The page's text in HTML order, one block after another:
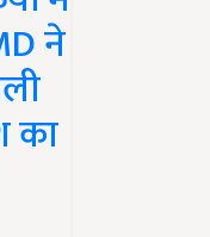
ने
का